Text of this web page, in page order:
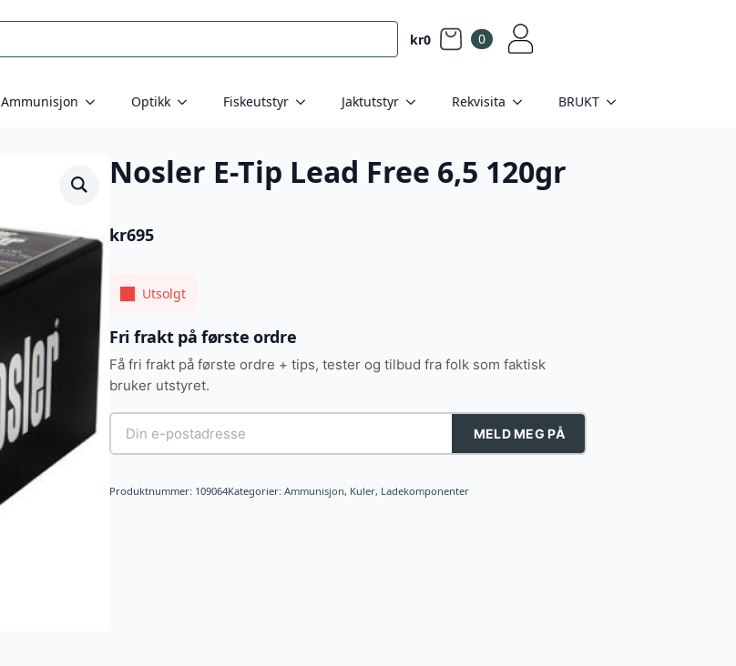
kr0 0
Ammunisjon Optikk Fiskeutstyr Jaktutstyr Rekvisita BRUKT
Nosler E-Tip Lead Free 6,5 120gr
kr695
Utsolgt
Fri frakt på første ordre
Få fri frakt på første ordre + tips, tester og tilbud fra folk som faktisk
bruker utstyret.
MELD MEG PÅ
Produktnummer: 109064Kategorier: Ammunisjon, Kuler, Ladekomponenter